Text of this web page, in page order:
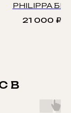
PHILIPPA БРА
21 000 ₽
В